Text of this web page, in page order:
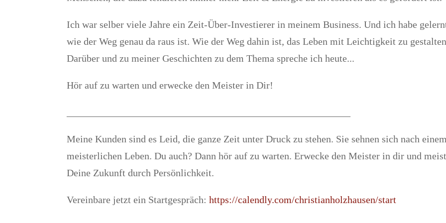
Ich war selber viele Jahre ein Zeit-Über-Investierer in meinem Business. Und ich habe
wie der Weg genau da raus ist. Wie der Weg dahin ist, das Leben mit Leichtigkeit zu
Darüber und zu meiner Geschichten zu dem Thema spreche ich heute...
Hör auf zu warten und erwecke den Meister in Dir!
Meine Kunden sind es Leid, die ganze Zeit unter Druck zu stehen. Sie sehnen sich nach einem
meisterlichen Leben. Du auch? Dann hör auf zu warten. Erwecke den Meister in dir und
Deine Zukunft durch Persönlichkeit.
Vereinbare jetzt ein Startgespräch:https://calendly.com/christianholzhausen/start